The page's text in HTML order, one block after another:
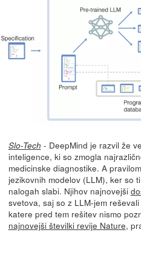
Slo-Tech - DeepMind je razvil že
inteligence, ki so zmogla
medicinske diagnostike. A
jezikovnih modelov (LLM), ker so
nalogah slabi. Njihov najnovejši
svetova, saj so z LLM-jem
katere pred tem rešitev nismo
najnovejši številki revije Nature,